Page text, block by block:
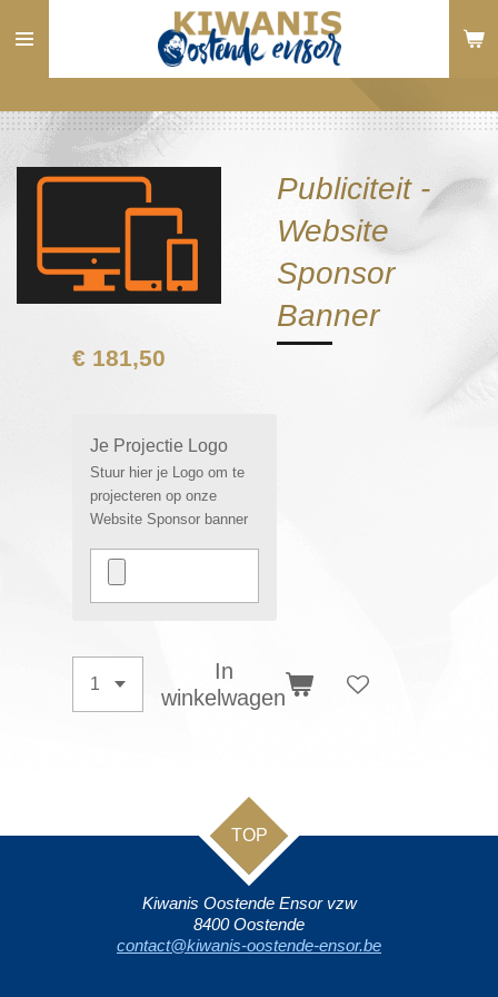
de
Publiciteit -
Website
Sponsor
Banner
€ 181,50
Je Projectie Logo
Stuur hier je Logo om te
projecteren op onze
Website Sponsor banner
In
winkelwagen
TOP
Kiwanis Oostende Ensor vzw
8400 Oostende
contact@kiwanis-oostende-ensor.be